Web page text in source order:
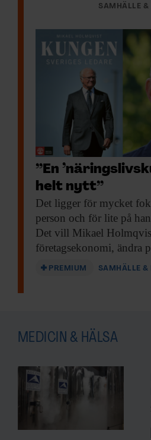
SAMHÄLLE &
”En
helt nytt”
Det ligger för mycket
person och för lite på
Det vill Mikael
företagsekonomi, ändra
PREMIUM SAMHÄLLE &
MEDICIN & HÄLSA